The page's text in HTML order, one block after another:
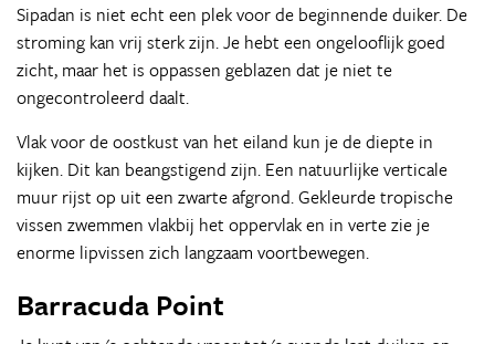
Sipadan is niet echt een plek voor de beginnende duiker. De
stroming kan vrij sterk zijn. Je hebt een ongelooflijk goed
zicht, maar het is oppassen geblazen dat je niet te
ongecontroleerd daalt.
Vlak voor de oostkust van het eiland kun je de diepte in
kijken. Dit kan beangstigend zijn. Een natuurlijke verticale
muur rijst op uit een zwarte afgrond. Gekleurde tropische
vissen zwemmen vlakbij het oppervlak en in verte zie je
enorme lipvissen zich langzaam voortbewegen.
Barracuda Point